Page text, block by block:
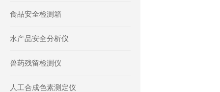
食品安全检测箱
水产品安全分析仪
兽药残留检测仪
人工合成色素测定仪